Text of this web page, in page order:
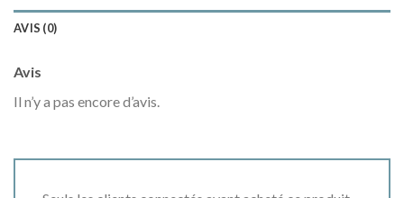
AVIS (0)
Avis
Il n’y a pas encore d’avis.